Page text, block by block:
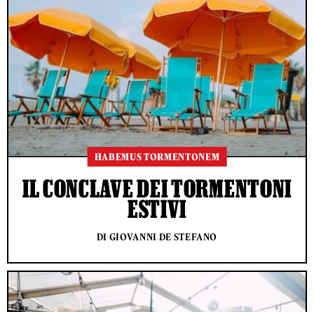
HABEMUS TORMENTONEM
IL CONCLAVE DEI TORMENTONI
ESTIVI
DI GIOVANNI DE STEFANO